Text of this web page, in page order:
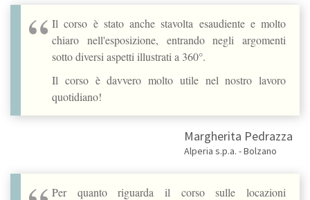
Il corso è stato anche stavolta esaudiente e molto
chiaro nell'esposizione, entrando negli argomenti
sotto diversi aspetti illustrati a 360°.
Il corso è davvero molto utile nel nostro lavoro
quotidiano!
Margherita Pedrazza
Alperia s.p.a. - Bolzano
Per quanto riguarda il corso sulle locazioni